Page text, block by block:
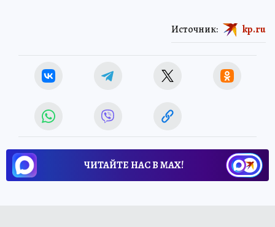
Источник: kp.ru
ЧИТАЙТЕ НАС В МАХ!